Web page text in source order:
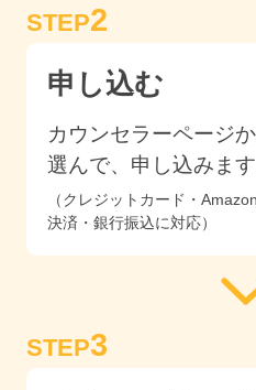
STEP2
申し込む
カウンセラーページ
選んで、申し込みます
（クレジットカード・
決済・銀行振込に対応）
STEP3